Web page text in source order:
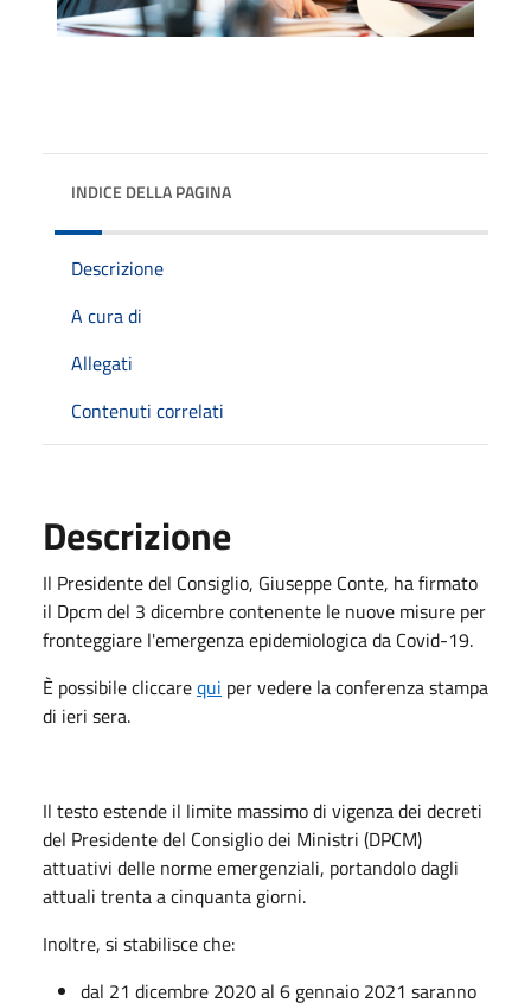
INDICE DELLA PAGINA
Descrizione
A cura di
Allegati
Contenuti correlati
Descrizione
Il Presidente del Consiglio, Giuseppe Conte, ha firmato
il Dpcm del 3 dicembre contenente le nuove misure per
fronteggiare l'emergenza epidemiologica da Covid-19.
È possibile cliccarequi per vedere la conferenza stampa
di ieri sera.
Il testo estende il limite massimo di vigenza dei decreti
del Presidente del Consiglio dei Ministri (DPCM)
attuativi delle norme emergenziali, portandolo dagli
attuali trenta a cinquanta giorni.
Inoltre, si stabilisce che:
dal 21 dicembre 2020 al 6 gennaio 2021 saranno